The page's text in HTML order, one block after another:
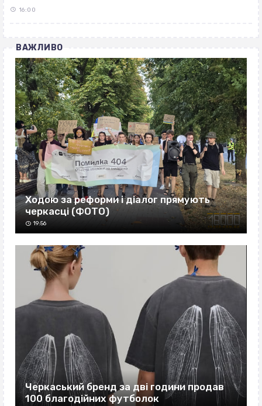
16:00
ВАЖЛИВО
Ходою за реформи і діалог прямують
черкасці (ФОТО)
19:56
Черкаський бренд за дві години продав
100 благодійних футболок